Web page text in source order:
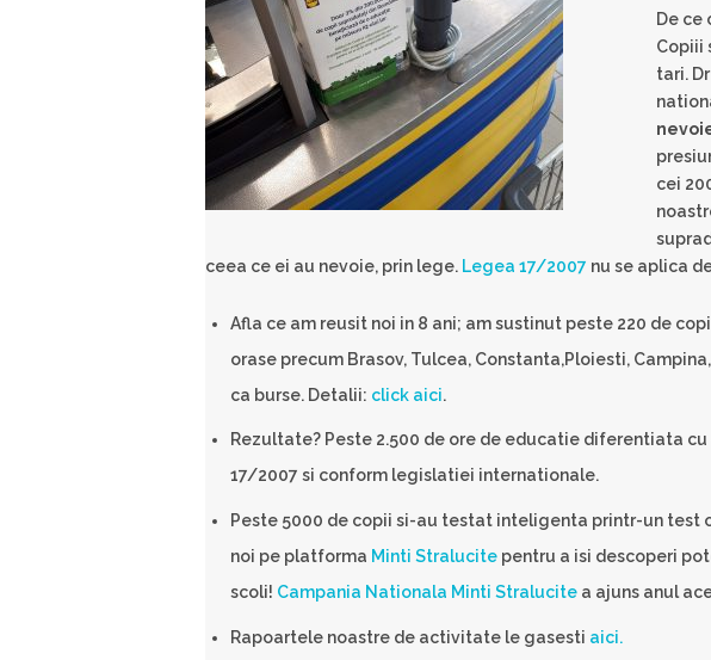
De ce
Copiii
tari.
cei
ceea ce ei au nevoie, prin lege. Legea 17/2007 nu se aplica
Afla ce am reusit noi in 8 ani; am sustinut peste 220 de
orase precum Brasov, Tulcea, Constanta,Ploiesti,
ca burse. Detalii: click aici.
Rezultate? Peste 2.500 de ore de educatie diferentiata
17/2007 si conform legislatiei internationale.
Peste 5000 de copii si-au testat inteligenta printr-un test
noi pe platforma Minti Stralucite pentru a isi descoperi
scoli! Campania Nationala Minti Stralucite a ajuns anul
Rapoartele noastre de activitate le gasesti aici.